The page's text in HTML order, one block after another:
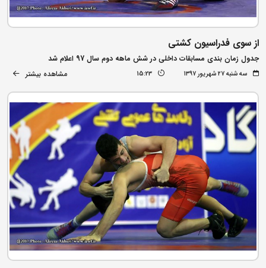
از سوی فدراسیون کشتی
جدول زمان بندی مسابقات داخلی در شش ماهه دوم سال 97 اعلام شد
سه شنبه ۲۷ شهریور ۱۳۹۷ 15:23 مشاهده بیشتر